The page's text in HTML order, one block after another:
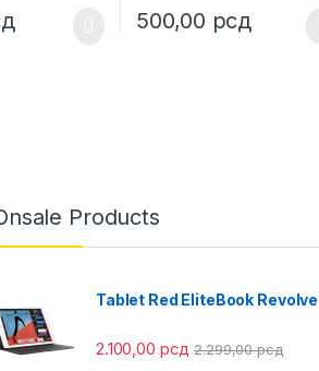
500,00 рсд
This product has
Products
Tablet Red EliteBook Revolve
2.100,00 рсд 2.299,00рсд